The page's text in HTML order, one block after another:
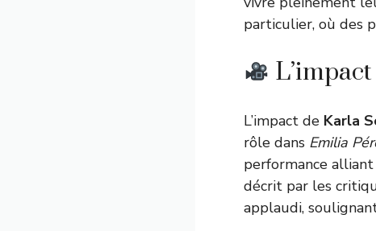
particulier, où des
L’impact de Karla
rôle dans Emilia
performance
décrit par les
applaudi,